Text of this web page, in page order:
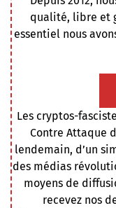
qualité, libre et
essentiel nous
Les cryptos-
Contre Attaque
lendemain, d’un
des médias
moyens de
recevez nos